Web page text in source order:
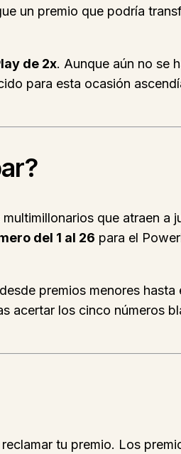
un premio que podría
de 2x. Aunque aún no se
para esta ocasión
que atraen a
del 1 al 26 para el
premios menores hasta
acertar los cinco números
tu premio. Los